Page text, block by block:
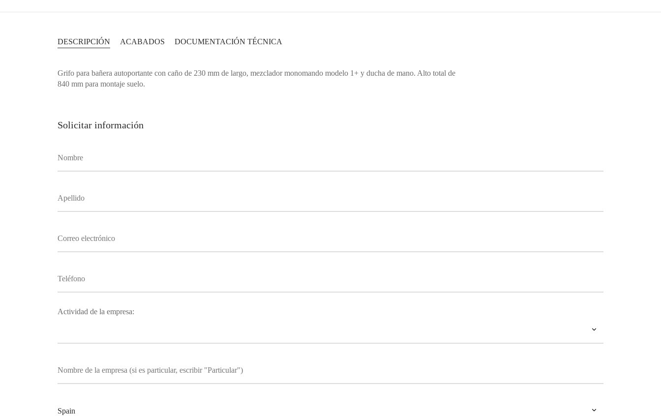
DESCRIPCIÓN ACABADOS DOCUMENTACIÓN TÉCNICA
Grifo para bañera autoportante con caño de 230 mm de largo, mezclador monomando modelo 1+ y ducha de mano. Alto total de
840 mm para montaje suelo.
Solicitar información
Actividad de la empresa: